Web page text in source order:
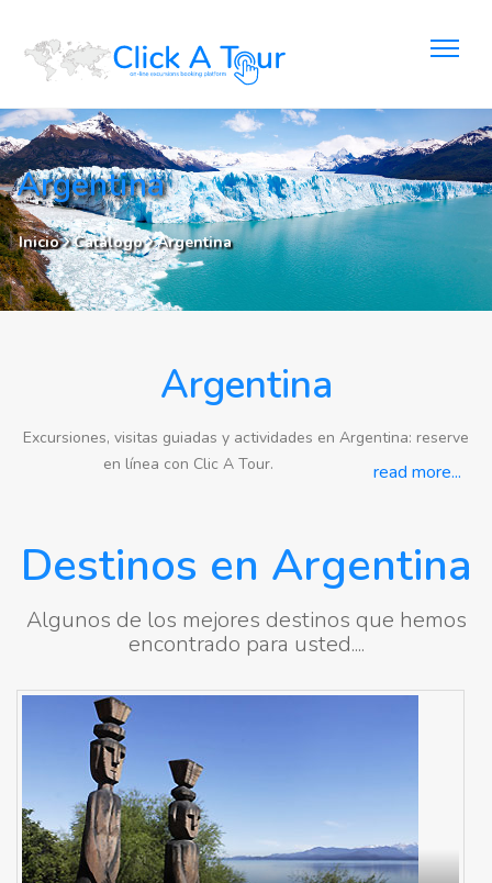
Argentina
Inicio Catálogo Argentina
Argentina
Excursiones, visitas guiadas y actividades en Argentina: reserve
en línea con Clic A Tour.
read more...
Destinos en Argentina
Algunos de los mejores destinos que hemos
encontrado para usted....